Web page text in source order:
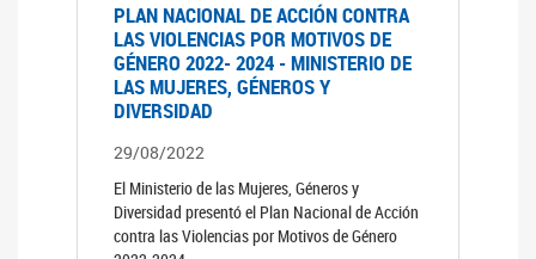
PLAN NACIONAL DE ACCIÓN CONTRA
LAS VIOLENCIAS POR MOTIVOS DE
GÉNERO 2022- 2024 - MINISTERIO DE
LAS MUJERES, GÉNEROS Y
DIVERSIDAD
29/08/2022
El Ministerio de las Mujeres, Géneros y
Diversidad presentó el Plan Nacional de Acción
contra las Violencias por Motivos de Género